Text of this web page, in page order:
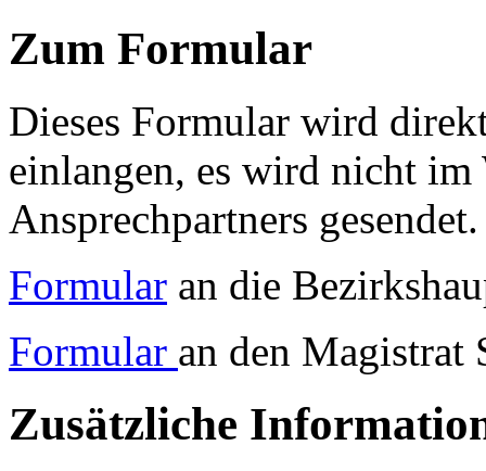
Zum Formular
Dieses Formular wird
einlangen, es wird nicht im
Ansprechpartners gesendet.
Formular an die
Formular an den Magistrat
Zusätzliche